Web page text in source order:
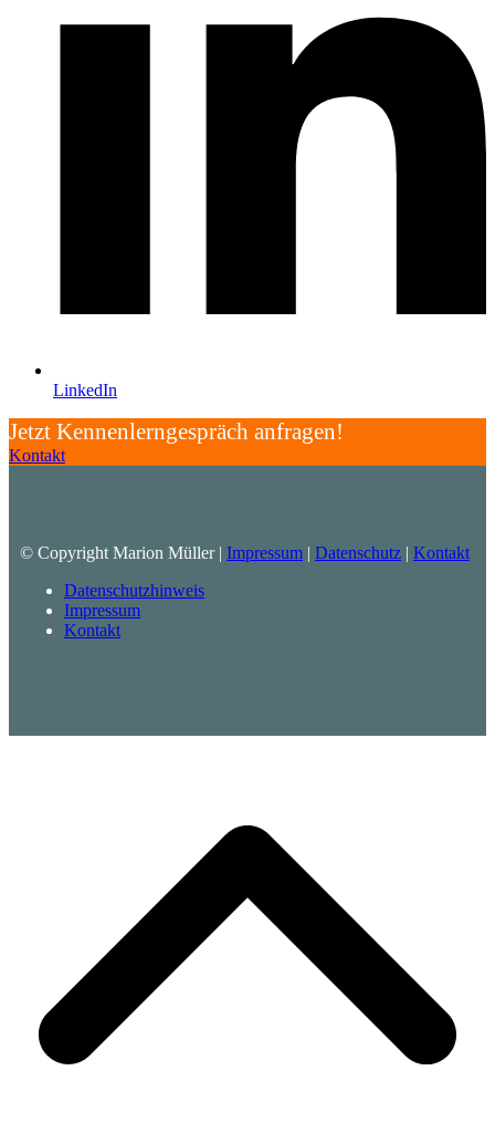
LinkedIn
Jetzt Kennenlerngespräch anfragen!
Kontakt
© Copyright Marion Müller | Impressum | Datenschutz | Kontakt
Datenschutzhinweis
Impressum
Kontakt